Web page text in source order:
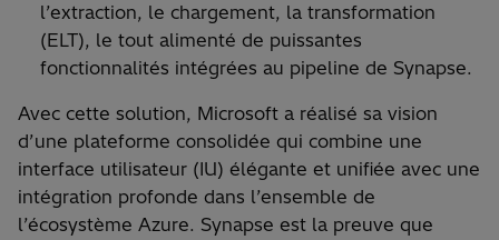
l’extraction, le chargement, la transformation
(ELT), le tout alimenté de puissantes
fonctionnalités intégrées au pipeline de Synapse.
Avec cette solution, Microsoft a réalisé sa vision
d’une plateforme consolidée qui combine une
interface utilisateur (IU) élégante et unifiée avec une
intégration profonde dans l’ensemble de
l’écosystème Azure. Synapse est la preuve que